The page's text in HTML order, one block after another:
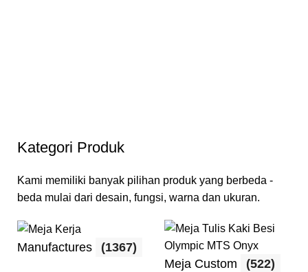
Kategori Produk
Kami memiliki banyak pilihan produk yang berbeda -
beda mulai dari desain, fungsi, warna dan ukuran.
Manufactures (1367)
Meja Custom (522)